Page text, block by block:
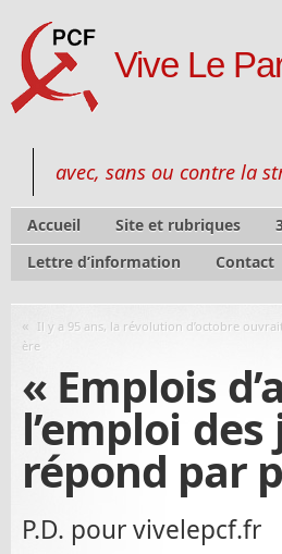
Vive Le
avec, sans ou contre la
Accueil Site et rubriques
Lettre d’information
Contact
« Il y a 95 ans, la révolution d’octobre
ère
« Emplois
l’emploi
répond par
P.D. pour vivelepcf.fr